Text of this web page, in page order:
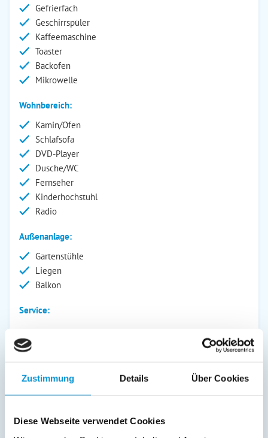
Zustimmung Details Über Cookies
Diese Webseite verwendet Cookies
Gefrierfach
Geschirrspüler
Kaffeemaschine
Toaster
Backofen
Mikrowelle
Wohnbereich:
Kamin/Ofen
Schlafsofa
DVD-Player
Dusche/WC
Fernseher
Kinderhochstuhl
Radio
Außenanlage:
Gartenstühle
Liegen
Balkon
Service:
Verpflegung:
Beschreibung
kommen Sie zu uns nach Koserow. Es erwartet Sie unsere